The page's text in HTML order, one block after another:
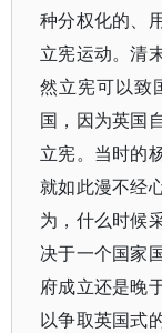
种分权化的、
立宪运动。清
然立宪可以致
国，因为英国
立宪。当时的
就如此漫不经
为，什么时候
决于一个国家
府成立还是晚
以争取英国式